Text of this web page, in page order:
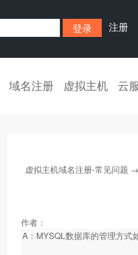
注册
域名注册 虚拟主机 云
虚拟主机域名注册-常见问题
作者：
A：MYSQL数据库的管理方式